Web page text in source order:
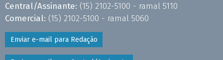
Central/Assinante: (15) 2102-5100 - ramal 5110
Comercial: (15) 2102-5100 - ramal 5060
Enviar e-mail para Redação